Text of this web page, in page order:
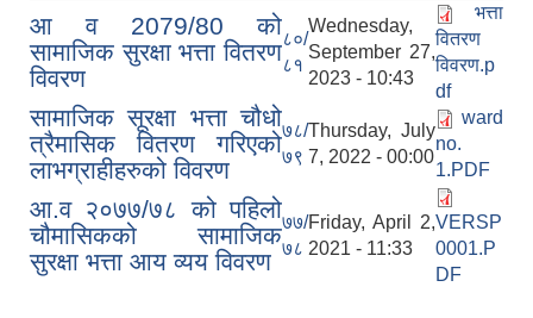
आ व 2079/80 को
सामाजिक सुरक्षा भत्ता वितरण
विवरण
८०/
८१
Wednesday,
September 27,
2023 - 10:43
भत्ता
वितरण
विवरण.p
df
सामाजिक सूरक्षा भत्ता चौधो
त्रैमासिक वितरण गरिएको
लाभग्राहीहरुको विवरण
७८/
७९
Thursday, July
7, 2022 - 00:00
ward
no.
1.PDF
आ.व २०७७/७८ को पहिलो
चौमासिकको सामाजिक
सुरक्षा भत्ता आय व्यय विवरण
७७/
७८
Friday, April 2,
2021 - 11:33
VERSP
0001.P
DF